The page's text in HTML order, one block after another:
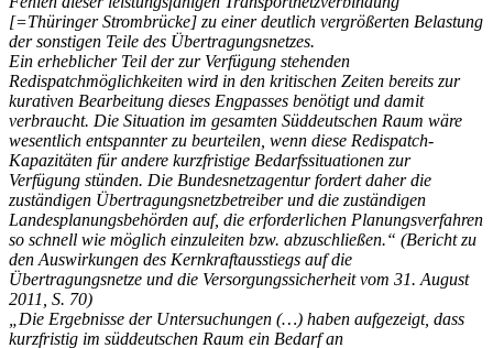
[=Thüringer Strombrücke] zu einer deutlich vergrößerten Belastung
der sonstigen Teile des Übertragungsnetzes.
Ein erheblicher Teil der zur Verfügung stehenden
Redispatchmöglichkeiten wird in den kritischen Zeiten bereits zur
kurativen Bearbeitung dieses Engpasses benötigt und damit
verbraucht. Die Situation im gesamten Süddeutschen Raum wäre
wesentlich entspannter zu beurteilen, wenn diese Redispatch-
Kapazitäten für andere kurzfristige Bedarfssituationen zur
Verfügung stünden. Die Bundesnetzagentur fordert daher die
zuständigen Übertragungsnetzbetreiber und die zuständigen
Landesplanungsbehörden auf, die erforderlichen Planungsverfahren
so schnell wie möglich einzuleiten bzw. abzuschließen.“ (Bericht zu
den Auswirkungen des Kernkraftausstiegs auf die
Übertragungsnetze und die Versorgungssicherheit vom 31. August
2011, S. 70)
„Die Ergebnisse der Untersuchungen (…) haben aufgezeigt, dass
kurzfristig im süddeutschen Raum ein Bedarf an